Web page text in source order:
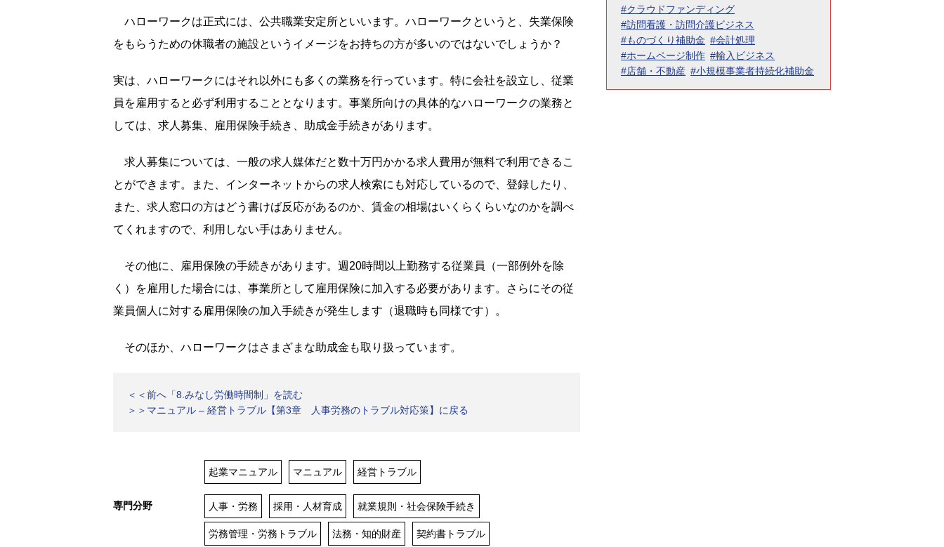
ハローワークは正式には、公共職業安定所といいます。ハローワークというと、失業保険
をもらうための休職者の施設というイメージをお持ちの方が多いのではないでしょうか？
実は、ハローワークにはそれ以外にも多くの業務を行っています。特に会社を設立し、従業
員を雇用すると必ず利用することとなります。事業所向けの具体的なハローワークの業務と
しては、求人募集、雇用保険手続き、助成金手続きがあります。
求人募集については、一般の求人媒体だと数十万円かかる求人費用が無料で利用できるこ
とができます。また、インターネットからの求人検索にも対応しているので、登録したり、
また、求人窓口の方はどう書けば反応があるのか、賃金の相場はいくらくらいなのかを調べ
てくれますので、利用しない手はありません。
その他に、雇用保険の手続きがあります。週20時間以上勤務する従業員（一部例外を除
く）を雇用した場合には、事業所として雇用保険に加入する必要があります。さらにその従
業員個人に対する雇用保険の加入手続きが発生します（退職時も同様です）。
そのほか、ハローワークはさまざまな助成金も取り扱っています。
＜＜前へ「8.みなし労働時間制」を読む
＞＞マニュアル – 経営トラブル【第3章 人事労務のトラブル対応策】に戻る
起業マニュアル マニュアル 経営トラブル
専門分野 人事・労務 採用・人材育成 就業規則・社会保険手続き
労務管理・労務トラブル 法務・知的財産 契約書トラブル
#クラウドファンディング
#訪問看護・訪問介護ビジネス
#ものづくり補助金 #会計処理
#ホームページ制作 #輸入ビジネス
#店舗・不動産 #小規模事業者持続化補助金